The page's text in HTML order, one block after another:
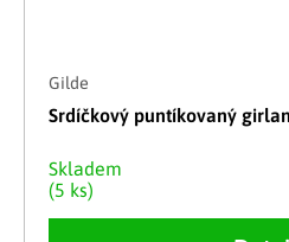
Gilde
Srdíčkový puntíkovaný
Skladem
(5 ks)